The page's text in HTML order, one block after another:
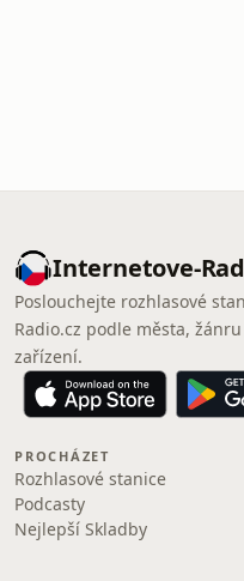
Internetove-
Poslouchejte rozhlasové
Radio.cz podle města,
zařízení.
PROCHÁZET
Rozhlasové stanice
Podcasty
Nejlepší Skladby